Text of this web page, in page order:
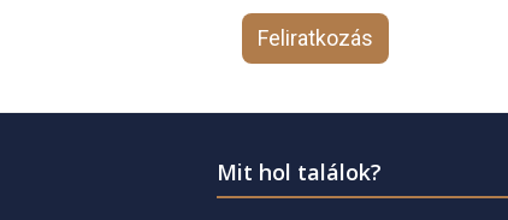
Feliratkozás
Mit hol találok?